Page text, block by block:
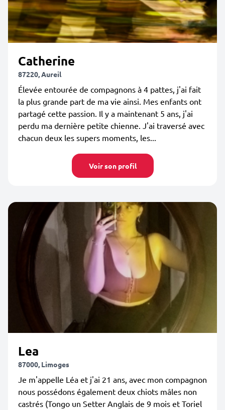
Catherine
87220, Aureil
Élevée entourée de compagnons à 4 pattes, j'ai fait
la plus grande part de ma vie ainsi. Mes enfants ont
partagé cette passion. Il y a maintenant 5 ans, j'ai
perdu ma dernière petite chienne. J'ai traversé avec
chacun deux les supers moments, les...
Voir son profil
Lea
87000, Limoges
Je m'appelle Léa et j'ai 21 ans, avec mon compagnon
nous possédons également deux chiots mâles non
castrés (Tongo un Setter Anglais de 9 mois et Toriel